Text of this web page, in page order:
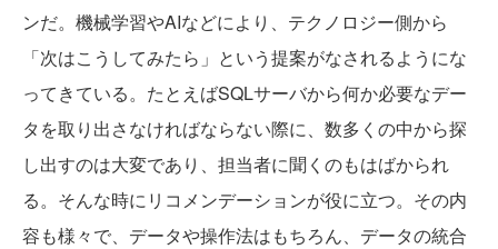
ンだ。機械学習やAIなどにより、テクノロジー側から
「次はこうしてみたら」という提案がなされるようにな
ってきている。たとえばSQLサーバから何か必要なデー
タを取り出さなければならない際に、数多くの中から探
し出すのは大変であり、担当者に聞くのもはばかられ
る。そんな時にリコメンデーションが役に立つ。その内
容も様々で、データや操作法はもちろん、データの統合